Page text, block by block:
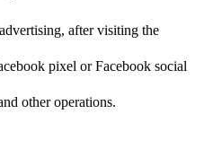
after visiting the
pixel or Facebook social
other operations.